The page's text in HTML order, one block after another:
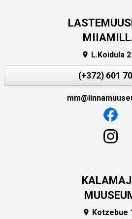
 L.Koidula
(+372) 601
 Kotzebue